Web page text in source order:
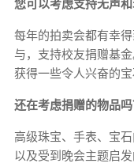
您可以考虑支持无声和
每年的拍卖会都有幸
与，支持校友捐赠基
获得一些令人兴奋的宝
还在考虑捐赠的物品吗
高级珠宝、手表、宝
以及受到晚会主题启